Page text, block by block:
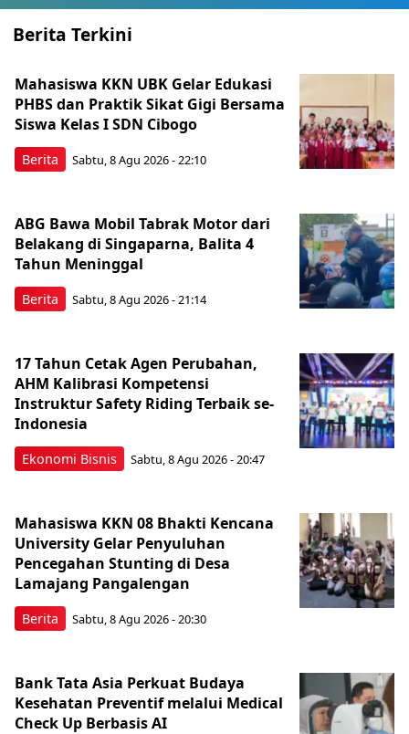
Berita Terkini
Berita
Mahasiswa KKN UBK Gelar Edukasi
PHBS dan Praktik Sikat Gigi Bersama
Siswa Kelas I SDN Cibogo
Sabtu, 8 Agu 2026 - 22:10
Berita
ABG Bawa Mobil Tabrak Motor dari
Belakang di Singaparna, Balita 4
Tahun Meninggal
Sabtu, 8 Agu 2026 - 21:14
Ekonomi Bisnis
17 Tahun Cetak Agen Perubahan,
AHM Kalibrasi Kompetensi
Instruktur Safety Riding Terbaik se-
Indonesia
Sabtu, 8 Agu 2026 - 20:47
Berita
Mahasiswa KKN 08 Bhakti Kencana
University Gelar Penyuluhan
Pencegahan Stunting di Desa
Lamajang Pangalengan
Sabtu, 8 Agu 2026 - 20:30
Bank Tata Asia Perkuat Budaya
Kesehatan Preventif melalui Medical
Check Up Berbasis AI